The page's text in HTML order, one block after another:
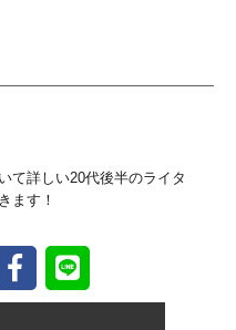
て詳しい20代後半のライタ
ます！